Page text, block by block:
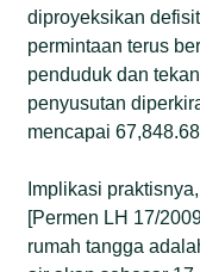
diproyeksikan
permintaan terus
penduduk dan
penyusutan
mencapai
Implikasi
[Permen LH 17/
rumah tangga